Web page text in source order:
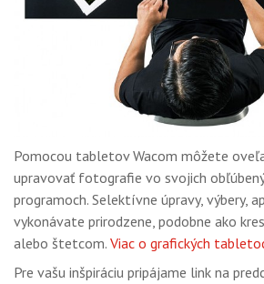
Pomocou tabletov Wacom môžete
upravovať fotografie vo svojich
programoch. Selektívne úpravy, výbery,
vykonávate prirodzene, podobne ako
alebo štetcom. Viac o grafických
Pre vašu inšpiráciu pripájame link na